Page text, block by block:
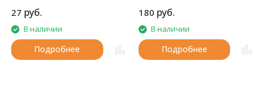
27 руб.
В наличии
Подробнее
180 руб.
В наличии
Подробнее